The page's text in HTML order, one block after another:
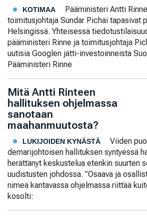
KOTIMAA
Pääministeri Antti
toimitusjohtaja Sundar Pichai tapasivat
Helsingissä. Yhteisessä
pääministeri Rinne ja toimitusjohtaja
uutisia Googlen jätti-investoinneista
Pääministeri Rinne
Mitä Antti Rinteen
hallituksen ohjelmassa
sanotaan
maahanmuutosta?
LUKIJOIDEN KYNÄSTÄ
Viiden
demarijohtoisen hallituksen syntyessä
herättänyt keskustelua etenkin suurten
uudistusten johdossa. ”Osaava ja
nimeä kantavassa ohjelmassa riittää
kosolti: